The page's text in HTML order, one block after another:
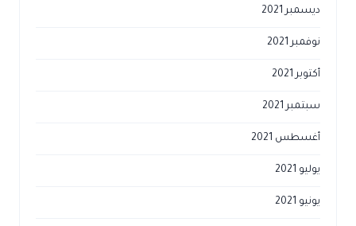
ديسمبر 2021
نوفمبر 2021
أكتوبر 2021
سبتمبر 2021
أغسطس 2021